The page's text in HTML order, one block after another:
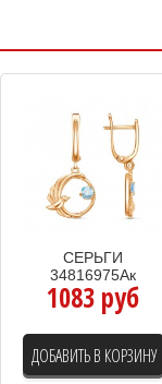
СЕРЬГИ
34816975Ак
1083 руб
ДОБАВИТЬ В КОРЗИНУ